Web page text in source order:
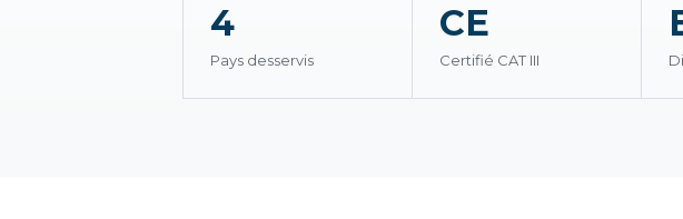
4
Pays desservis
CE
Certifié CAT III